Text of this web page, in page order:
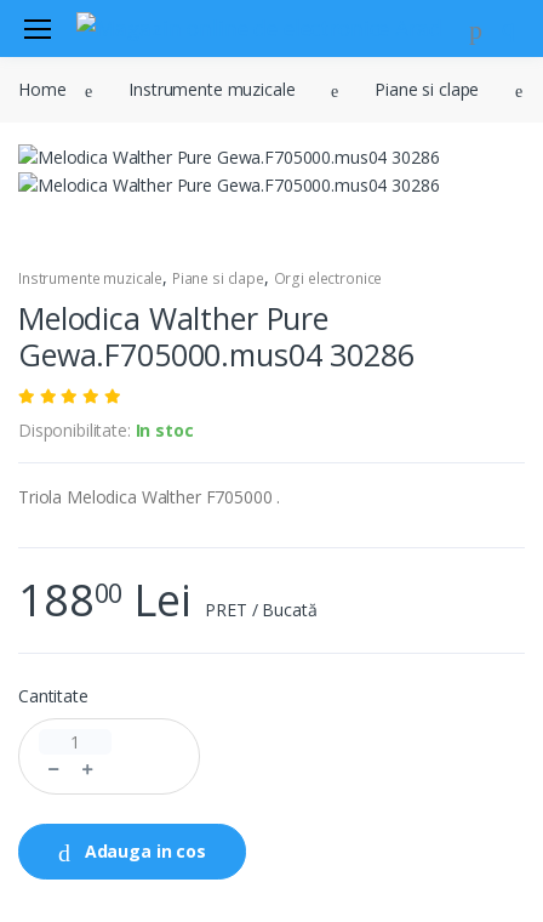
Audio
Sisteme de securitate si
Instrumente muzicale
Televiziune , CATV , video , radio si
Retelistica , periferice PC
Scule si dispozitive
Sisteme fotovoltaice
Home Instrumente muzicale Piane si clape
Instrumente muzicale, Piane si clape, Orgi electronice
Melodica Walther Pure
Gewa.F705000.mus04 30286
Disponibilitate: In stoc
Triola Melodica Walther F705000 .
18800 Lei PRET / Bucată
Cantitate
Adauga in cos